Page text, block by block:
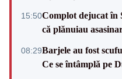
15:50Complot dejucat în
că plănuiau
08:29Barjele au fost
Ce se întâmplă pe